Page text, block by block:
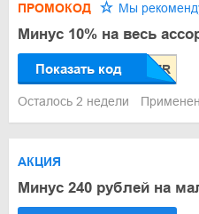
ПРОМОКОД Мы
Минус 10% на весь
Показать код
Осталось 2 недели
АКЦИЯ
Минус 240 рублей на